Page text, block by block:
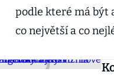
podle které má být
co největší a co